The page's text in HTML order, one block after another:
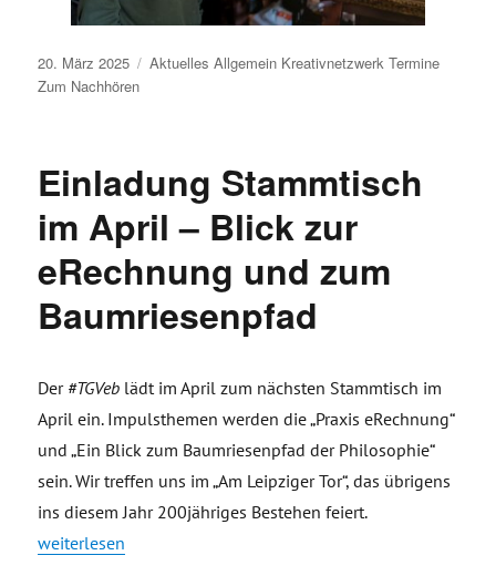
Veröffentlicht
am
20. März 2025 Aktuelles Allgemein Kreativnetzwerk Termine
Zum Nachhören
Einladung Stammtisch
im April – Blick zur
eRechnung und zum
Baumriesenpfad
Der #TGVeb lädt im April zum nächsten Stammtisch im
April ein. Impulsthemen werden die „Praxis eRechnung“
und „Ein Blick zum Baumriesenpfad der Philosophie“
sein. Wir treffen uns im „Am Leipziger Tor“, das übrigens
ins diesem Jahr 200jähriges Bestehen feiert.
„Einladung Stammtisch im April – Blick zur eRechnung und
weiterlesen